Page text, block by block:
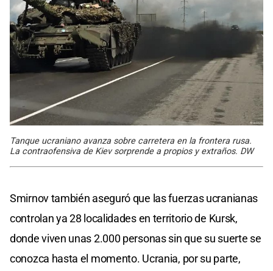
Tanque ucraniano avanza sobre carretera en la frontera rusa.
La contraofensiva de Kiev sorprende a propios y extraños. DW
Smirnov también aseguró que las fuerzas ucranianas
controlan ya 28 localidades en territorio de Kursk,
donde viven unas 2.000 personas sin que su suerte se
conozca hasta el momento. Ucrania, por su parte,